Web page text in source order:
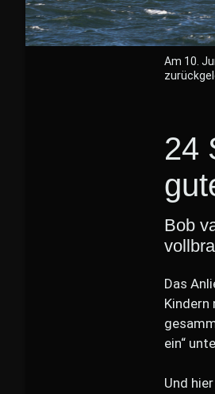
Am 10.
24
Bob
Das
Kindern
ein“
Und